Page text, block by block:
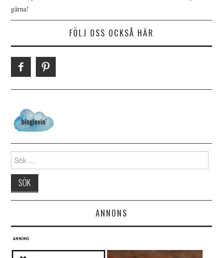
gärna!
FÖLJ OSS OCKSÅ HÄR
Search for:
ANNONS